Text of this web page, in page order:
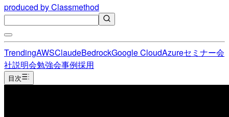
produced by Classmethod
TrendingAWSClaudeBedrockGoogle CloudAzureセミナー会
社説明会勉強会事例採用
目次